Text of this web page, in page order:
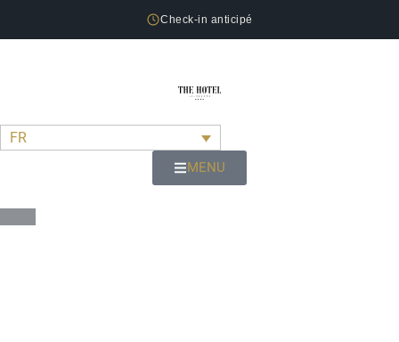
Check-in anticipé
FR
MENU